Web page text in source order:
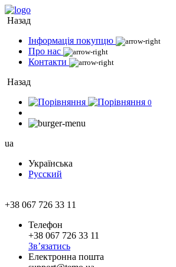
Назад
Інформація покупцю
Про нас
Контакти
Назад
0
ua
Українська
Русский
+38 067 726 33 11
Телефон
+38 067 726 33 11
Зв’язатись
Електронна пошта